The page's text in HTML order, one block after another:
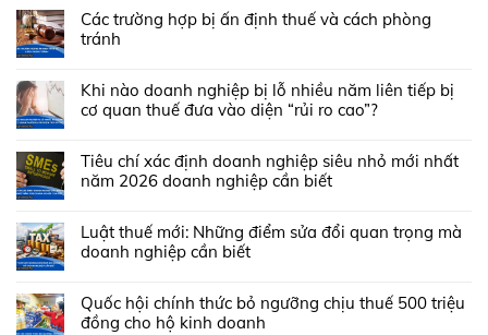
Các trường hợp bị ấn định thuế và cách phòng
tránh
Khi nào doanh nghiệp bị lỗ nhiều năm liên tiếp bị
cơ quan thuế đưa vào diện “rủi ro cao”?
Tiêu chí xác định doanh nghiệp siêu nhỏ mới nhất
năm 2026 doanh nghiệp cần biết
Luật thuế mới: Những điểm sửa đổi quan trọng mà
doanh nghiệp cần biết
Quốc hội chính thức bỏ ngưỡng chịu thuế 500 triệu
đồng cho hộ kinh doanh